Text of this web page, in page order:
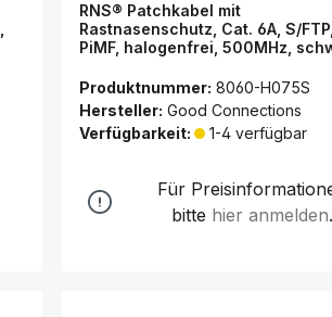
RNS® Patchkabel mit
Rastnasenschutz, Cat. 6A, S/FTP,
PiMF, halogenfrei, 500MHz,
Produktnummer: 8060-H075S
Hersteller: Good Connections
Verfügbarkeit:
1-4 verfügbar
Für
bitte hier anmelden.